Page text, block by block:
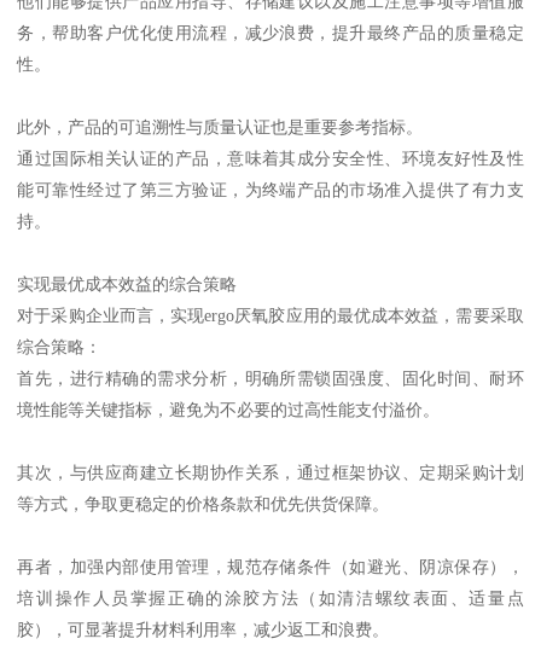
务，帮助客户优化使用流程，减少浪费，提升最终产品的质量稳定
性。
此外，产品的可追溯性与质量认证也是重要参考指标。
通过国际相关认证的产品，意味着其成分安全性、环境友好性及性
能可靠性经过了第三方验证，为终端产品的市场准入提供了有力支
持。
实现最优成本效益的综合策略
对于采购企业而言，实现ergo厌氧胶应用的最优成本效益，需要采取
综合策略：
首先，进行精确的需求分析，明确所需锁固强度、固化时间、耐环
境性能等关键指标，避免为不必要的过高性能支付溢价。
其次，与供应商建立长期协作关系，通过框架协议、定期采购计划
等方式，争取更稳定的价格条款和优先供货保障。
再者，加强内部使用管理，规范存储条件（如避光、阴凉保存），
培训操作人员掌握正确的涂胶方法（如清洁螺纹表面、适量点
胶），可显著提升材料利用率，减少返工和浪费。